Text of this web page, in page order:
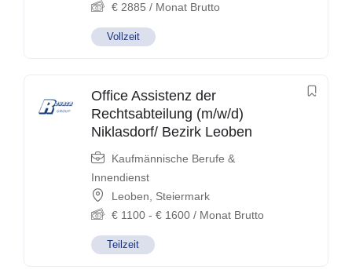
€ 2885 / Monat Brutto
Vollzeit
Office Assistenz der
Rechtsabteilung (m/w/d)
Niklasdorf/ Bezirk Leoben
Kaufmännische Berufe &
Innendienst
Leoben
Steiermark
€ 1100 - € 1600 / Monat Brutto
Teilzeit